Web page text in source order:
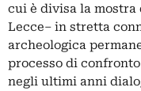
cui è divisa la mostra
Lecce– in stretta
archeologica
processo di
negli ultimi anni